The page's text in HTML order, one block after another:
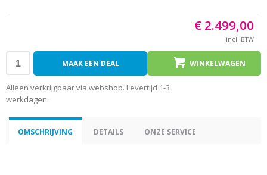
€ 2.499,00
incl. BTW
MAAK EEN DEAL WINKELWAGEN
Alleen verkrijgbaar via webshop. Levertijd 1-3
werkdagen.
OMSCHRIJVING DETAILS ONZE SERVICE